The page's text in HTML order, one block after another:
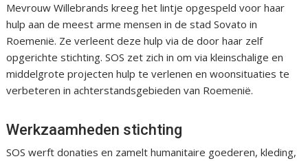
Mevrouw Willebrands kreeg het lintje opgespeld voor haar
hulp aan de meest arme mensen in de stad Sovato in
Roemenië. Ze verleent deze hulp via de door haar zelf
opgerichte stichting. SOS zet zich in om via kleinschalige en
middelgrote projecten hulp te verlenen en woonsituaties te
verbeteren in achterstandsgebieden van Roemenië.
Werkzaamheden stichting
SOS werft donaties en zamelt humanitaire goederen, kleding,